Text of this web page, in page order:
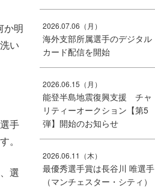
か明
い
手
。
選
2026.07.06（月）
海外支部所属選手のデジタル
カード配信を開始
2026.06.15（月）
能登半島地震復興支援 チャ
リティーオークション【第5
弾】開始のお知らせ
2026.06.11（木）
最優秀選手賞は長谷川 唯選手
（マンチェスター・シティ）